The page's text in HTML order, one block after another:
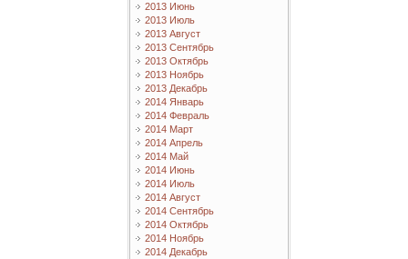
2013 Июнь
2013 Июль
2013 Август
2013 Сентябрь
2013 Октябрь
2013 Ноябрь
2013 Декабрь
2014 Январь
2014 Февраль
2014 Март
2014 Апрель
2014 Май
2014 Июнь
2014 Июль
2014 Август
2014 Сентябрь
2014 Октябрь
2014 Ноябрь
2014 Декабрь